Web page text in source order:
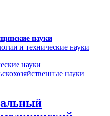
науки
и технические науки
науки
науки